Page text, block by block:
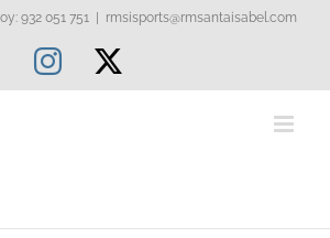
932 051 751 rmsisports@rmsantaisabel.com
Instagram